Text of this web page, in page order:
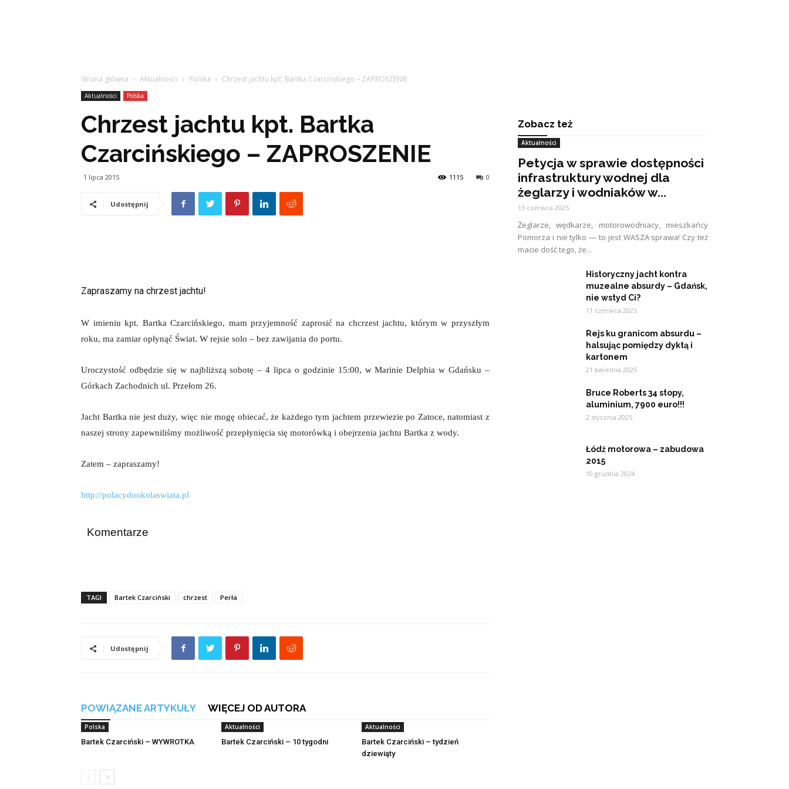
Strona główna Aktualności Polska Chrzest jachtu kpt. Bartka Czarcińskiego – ZAPROSZENIE
Aktualności Polska
Chrzest jachtu kpt. Bartka
Czarcińskiego – ZAPROSZENIE
1 lipca 2015 0
1115
Udostępnij
Zapraszamy na chrzest jachtu!
W imieniu kpt. Bartka Czarcińskiego, mam przyjemność zaprosić na chcrzest jachtu, którym w przyszłym
roku, ma zamiar opłynąć Świat. W rejsie solo – bez zawijania do portu.
Uroczystość odbędzie się w najbliższą sobotę – 4 lipca o godzinie 15:00, w Marinie Delphia w Gdańsku –
Górkach Zachodnich ul. Przełom 26.
Jacht Bartka nie jest duży, więc nie mogę obiecać, że każdego tym jachtem przewiezie po Zatoce, natomiast z
naszej strony zapewniliśmy możliwość przepłynięcia się motorówką i obejrzenia jachtu Bartka z wody.
Zatem – zapraszamy!
http://polacydookolaswiata.pl
Komentarze
TAGI Bartek Czarciński chrzest Perła
Udostępnij
POWIĄZANE ARTYKUŁY WIĘCEJ OD AUTORA
Polska
Bartek Czarciński – WYWROTKA
Aktualności
Bartek Czarciński – 10 tygodni
Aktualności
Bartek Czarciński – tydzień
dziewiąty
Zobacz też
Aktualności
Petycja w sprawie dostępności
infrastruktury wodnej dla
żeglarzy i wodniaków w...
13 czerwca 2025
Żeglarze, wędkarze, motorowodniacy, mieszkańcy
Pomorza i nie tylko — to jest WASZA sprawa! Czy też
macie dość tego, że...
Historyczny jacht kontra
muzealne absurdy – Gdańsk,
nie wstyd Ci?
11 czerwca 2025
Rejs ku granicom absurdu –
halsując pomiędzy dyktą i
kartonem
21 kwietnia 2025
Bruce Roberts 34 stopy,
aluminium, 7900 euro!!!
2 stycznia 2025
Łódź motorowa – zabudowa
2015
10 grudnia 2024